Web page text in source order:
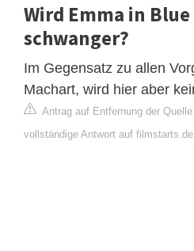
Wird Emma in
schwanger?
Im Gegensatz zu allen
Machart, wird hier aber
Antrag auf Entfernung der Quelle
vollständige Antwort auf